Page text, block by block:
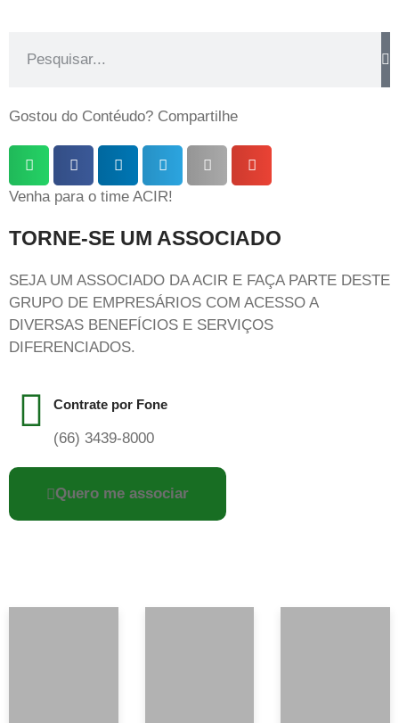
Gostou do Contéudo? Compartilhe
Venha para o time ACIR!
TORNE-SE UM ASSOCIADO
SEJA UM ASSOCIADO DA ACIR E FAÇA PARTE DESTE
GRUPO DE EMPRESÁRIOS COM ACESSO A
DIVERSAS BENEFÍCIOS E SERVIÇOS
DIFERENCIADOS.
Contrate por Fone
(66) 3439-8000
Quero me associar